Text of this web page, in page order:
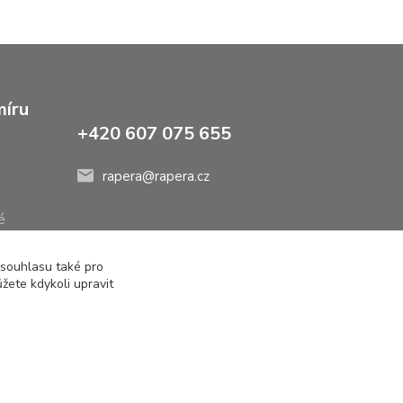
+420 607 075 655
rapera@rapera.cz
také pro
kdykoli upravit